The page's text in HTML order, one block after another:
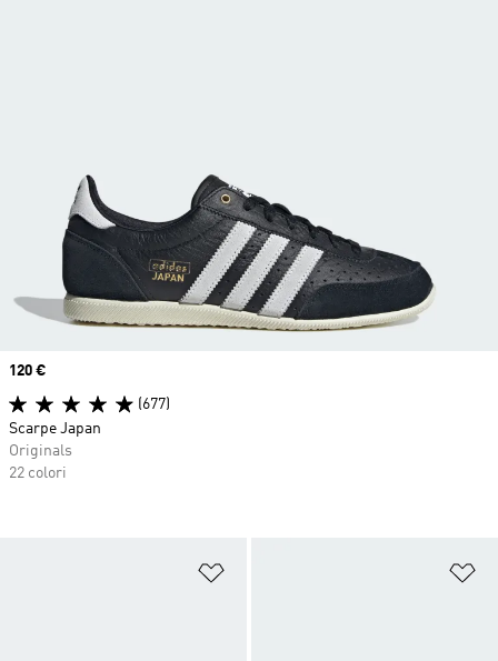
Aggiungi alla lista dei desideri
Price
120 €
(677)
Scarpe Japan
Originals
22 colori